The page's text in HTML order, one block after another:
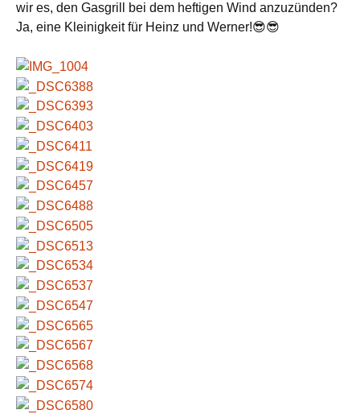
wir es, den Gasgrill bei dem heftigen Wind anzuzünden?
Ja, eine Kleinigkeit für Heinz und Werner!😎😎